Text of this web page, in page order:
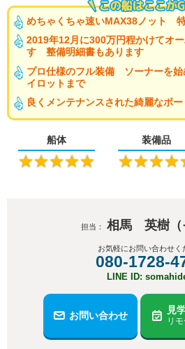
めちゃくちゃ速いMAX38ノット
2019年12月に300万円程かけてオ
す 整備明細書もあります
プロ仕様のフル装備 ソーナーを始
イロットまで
良くメンテナンスされた綺麗なボ
船体
★★★★★
装備品
★★★★
担当： 相馬 英樹（
お気軽にお問い合わせく
080-1728-
LINE ID:
お問い合わせ 見
リ